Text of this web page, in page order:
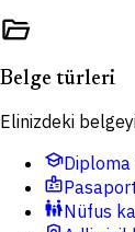
folder_open
Belge türleri
Elinizdeki
school
badge
family_restroomNüfus